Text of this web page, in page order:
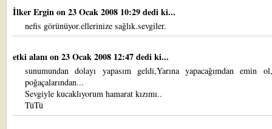
İlker Erginon 23 Ocak 2008 10:29 dedi ki...
nefis görünüyor.ellerinize sağlık.sevgiler.
etki alanıon 23 Ocak 2008 12:47 dedi ki...
sunumundan dolayı yapasım geldi,Yarına yapacağımdan emin
poğaçalarından...
Sevgiyle kucaklıyorum hamarat kızımı..
TüTü